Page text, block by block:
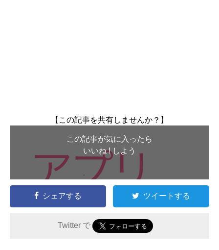
【この記事を共有しませんか？】
この記事が気に入ったら
いいね ! しよう
シェアする ツイートする
Twitter で